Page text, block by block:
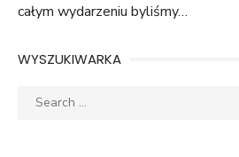
całym wydarzeniu byliśmy…
WYSZUKIWARKA
Search